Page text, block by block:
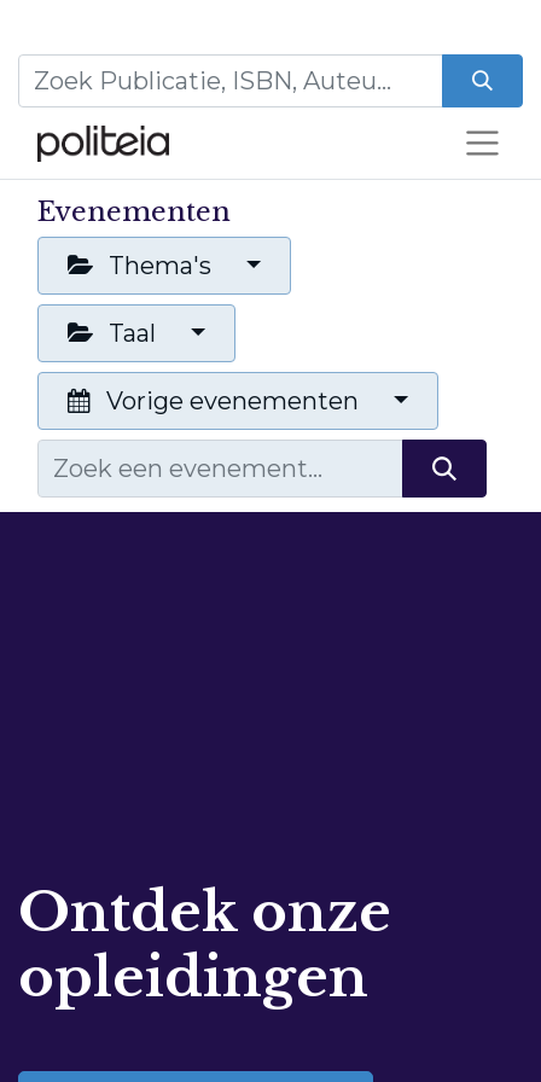
Evenementen
Thema's
Taal
Vorige evenementen
Ontdek onze
opleidingen